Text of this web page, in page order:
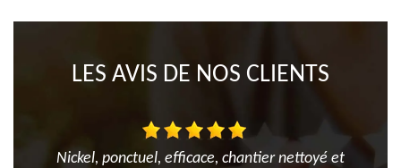
LES AVIS DE NOS CLIENTS
Nickel, ponctuel, efficace, chantier nettoyé et